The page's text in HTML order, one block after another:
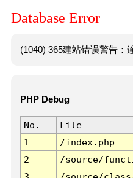
Database Error
(1040) 365建站错误警告：
PHP Debug
No. File
1
/index.php
2
/source/